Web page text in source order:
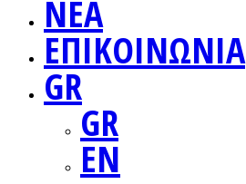
ΝΕΑ
ΕΠΙΚΟΙΝΩΝΙΑ
GR
GR
EN